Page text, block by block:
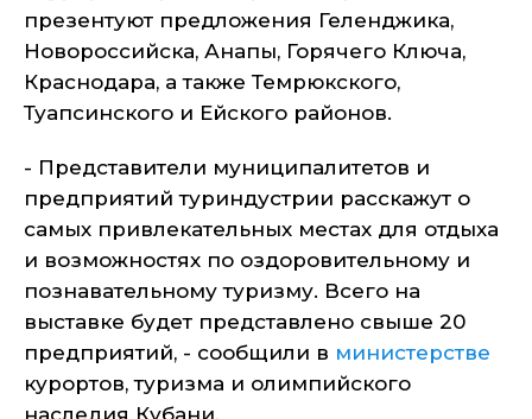
презентуют предложения Геленджика,
Новороссийска, Анапы, Горячего Ключа,
Краснодара, а также Темрюкского,
Туапсинского и Ейского районов.
- Представители муниципалитетов и
предприятий туриндустрии расскажут о
самых привлекательных местах для отдыха
и возможностях по оздоровительному и
познавательному туризму. Всего на
выставке будет представлено свыше 20
предприятий, - сообщили в министерстве
курортов, туризма и олимпийского
наследия Кубани.